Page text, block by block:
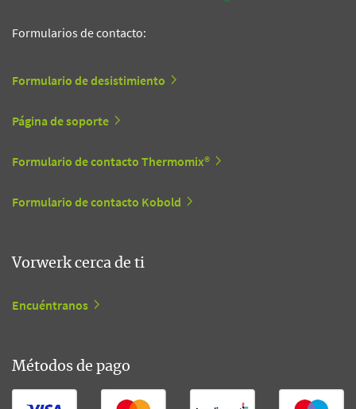
Formularios de contacto:
Formulario de desistimiento
Página de soporte
Formulario de contacto Thermomix®
Formulario de contacto Kobold
Vorwerk cerca de ti
Encuéntranos
Métodos de pago